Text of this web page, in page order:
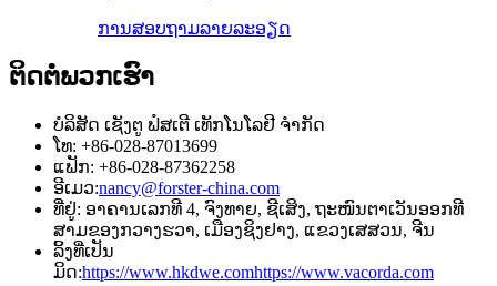
ການສອບຖາມລາຍລະອຽດ
ຕິດຕໍ່ພວກເຮົາ
ບໍລິສັດ ເຊັງຕູ ຟໍສເຕີ ເທັກໂນໂລຢີ ຈຳກັດ
ໂທ: +86-028-87013699
ແຟັກ: +86-028-87362258
ອີເມວ:nancy@forster-china.com
ທີ່ຢູ່: ອາຄານເລກທີ 4, ຈົງທາຍ, ຊີເສິງ, ຖະໜົນຕາເວັນອອກທີ
ສາມຂອງກວາງຮວາ, ເມືອງຊິງຢາງ, ແຂວງເສສວນ, ຈີນ
ລິ້ງທີ່ເປັນ
ມິດ:https://www.hkdwe.comhttps://www.vacorda.com